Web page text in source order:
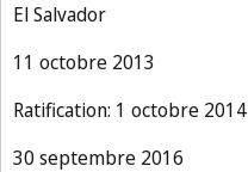
El Salvador
11 octobre 2013
Ratification: 1 octobre 2014
30 septembre 2016